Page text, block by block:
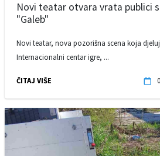
Novi teatar otvara vrata publici
"Galeb"
Novi teatar, nova pozorišna scena koja
Internacionalni centar igre, ...
ČITAJ VIŠE